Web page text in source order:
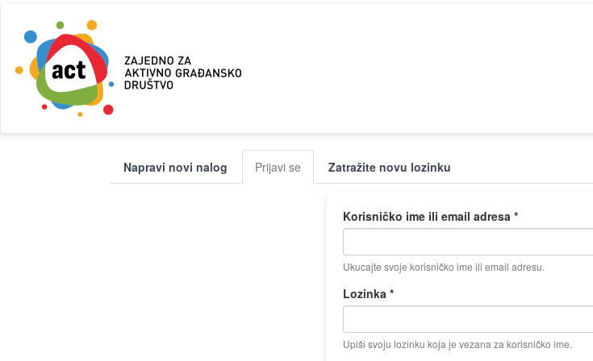
main
content
Primarni
tabovi
Napravi novi nalog Prijavi se (active
tab)
Zatražite novu lozinku
Korisničko ime ili email adresa *
Ukucajte svoje korisničko ime ili email adresu.
Lozinka *
Upiši svoju lozinku koja je vezana za korisničko ime.